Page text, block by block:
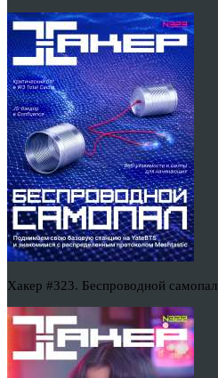
Хакер #323. Беспроводной самопал